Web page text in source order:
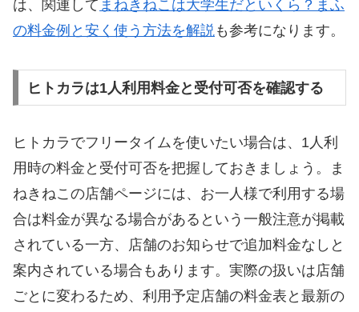
は、関連して まねきねこは大学生だといくら？まふ
の料金例と安く使う方法を解説も参考になります。
ヒトカラは1人利用料金と受付可否を確認する
ヒトカラでフリータイムを使いたい場合は、1人利
用時の料金と受付可否を把握しておきましょう。ま
ねきねこの店舗ページには、お一人様で利用する場
合は料金が異なる場合があるという一般注意が掲載
されている一方、店舗のお知らせで追加料金なしと
案内されている場合もあります。実際の扱いは店舗
ごとに変わるため、利用予定店舗の料金表と最新の